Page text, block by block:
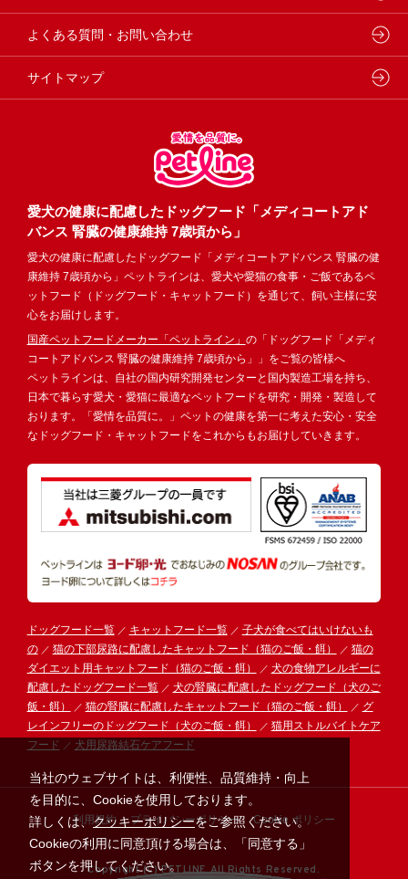
当社のウェブサイトは、利便性、品質維持・向上
を目的に、Cookieを使用しております。
詳しくは、クッキーポリシーをご参照ください。
Cookieの利用に同意頂ける場合は、「同意する」
ボタンを押してください。
愛犬の健康に配慮したドッグフード「メディコートアド
バンス 腎臓の健康維持 7歳頃から」
愛犬の健康に配慮したドッグフード「メディコートアドバンス 腎臓の健
康維持 7歳頃から」ペットラインは、愛犬や愛猫の食事・ご飯であるペ
ットフード（ドッグフード・キャットフード）を通じて、飼い主様に安
心をお届けします。
国産ペットフードメーカー「ペットライン」 の「ドッグフード「メディ
コートアドバンス 腎臓の健康維持 7歳頃から」」をご覧の皆様へ
ペットラインは、自社の国内研究開発センターと国内製造工場を持ち、
日本で暮らす愛犬・愛猫に最適なペットフードを研究・開発・製造して
おります。「愛情を品質に。」ペットの健康を第一に考えた安心・安全
なドッグフード・キャットフードをこれからもお届けしていきます。
ドッグフード一覧 キャットフード一覧
子犬が食べてはいけないも
の
猫の下部尿路に配慮したキャットフード（猫のご飯・餌）
猫の
ダイエット用キャットフード（猫のご飯・餌）
犬の食物アレルギーに
配慮したドッグフード一覧
犬の腎臓に配慮したドッグフード（犬のご
飯・餌）
猫の腎臓に配慮したキャットフード（猫のご飯・餌）
グ
レインフリーのドッグフード（犬のご飯・餌）
猫用ストルバイトケア
フード
犬用尿路結石ケアフード
企業理念・ビジョン
よくある質問・お問い合わせ
サイトマップ
利用規約 プライバシーポリシー Cookie ポリシー
Copyright (C) PETLINE All Rights Reserved.